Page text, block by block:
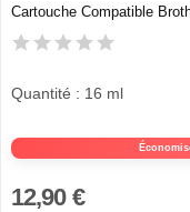
Cartouche Compatible
Quantité : 16 ml
12,90 €